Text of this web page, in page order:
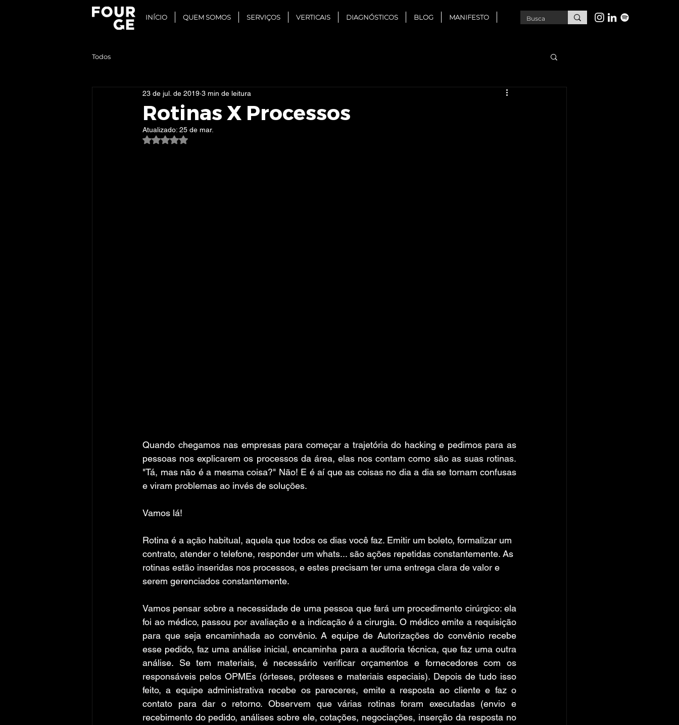
INÍCIO QUEM SOMOS SERVIÇOS VERTICAIS DIAGNÓSTICOS BLOG MANIFESTO
Todos
Rotinas X Processos
23 de jul. de 2019 3 min de leitura
Atualizado: 25 de mar.
Avaliado com NaN de 5 estrelas.
Quando chegamos nas empresas para começar a trajetória do hacking e pedimos para as
pessoas nos explicarem os processos da área, elas nos contam como são as suas rotinas.
"Tá, mas não é a mesma coisa?" Não! E é aí que as coisas no dia a dia se tornam confusas
e viram problemas ao invés de soluções.
Vamos lá!
Rotina é a ação habitual, aquela que todos os dias você faz. Emitir um boleto, formalizar um
contrato, atender o telefone, responder um whats... são ações repetidas constantemente. As
rotinas estão inseridas nos processos, e estes precisam ter uma entrega clara de valor e
serem gerenciados constantemente.
Vamos pensar sobre a necessidade de uma pessoa que fará um procedimento cirúrgico: ela
foi ao médico, passou por avaliação e a indicação é a cirurgia. O médico emite a requisição
para que seja encaminhada ao convênio. A equipe de Autorizações do convênio recebe
esse pedido, faz uma análise inicial, encaminha para a auditoria técnica, que faz uma outra
análise. Se tem materiais, é necessário verificar orçamentos e fornecedores com os
responsáveis pelos OPMEs (órteses, próteses e materiais especiais). Depois de tudo isso
feito, a equipe administrativa recebe os pareceres, emite a resposta ao cliente e faz o
contato para dar o retorno. Observem que várias rotinas foram executadas (envio e
recebimento do pedido, análises sobre ele, cotações, negociações, inserção da resposta no